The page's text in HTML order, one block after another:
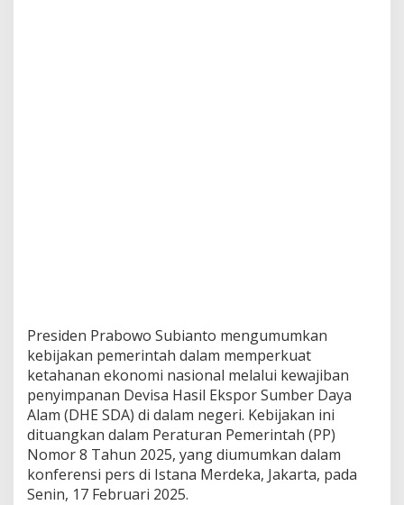
Presiden Prabowo Subianto mengumumkan
kebijakan pemerintah dalam memperkuat
ketahanan ekonomi nasional melalui kewajiban
penyimpanan Devisa Hasil Ekspor Sumber Daya
Alam (DHE SDA) di dalam negeri. Kebijakan ini
dituangkan dalam Peraturan Pemerintah (PP)
Nomor 8 Tahun 2025, yang diumumkan dalam
konferensi pers di Istana Merdeka, Jakarta, pada
Senin, 17 Februari 2025.